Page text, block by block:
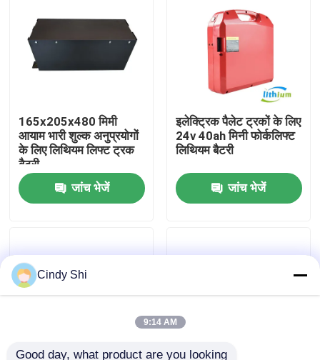
हमारे बारे में
गुणवत्ता नियंत्रण
एक उद्धरण का अनुरोध करें
इलेक्ट्रिक फोर्कलिफ्ट लिथियम आयन बैटरी
पैलेट ट्रक बैटरी
165x205x480 मिमी
आयाम भारी शुल्क अनुप्रयोगों
के लिए लिथियम लिफ्ट ट्रक
बैटरी
जांच भेजें
इलेक्ट्रिक पैलेट ट्रकों के लिए
24v 40ah मिनी फोर्कलिफ्ट
लिथियम बैटरी
जांच भेजें
Cindy Shi
9:14 AM
Good day, what product are you looking